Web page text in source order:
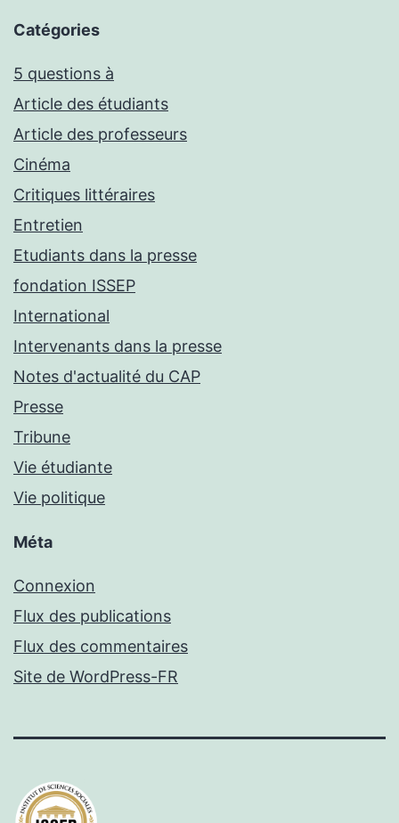
Catégories
5 questions à
Article des étudiants
Article des professeurs
Cinéma
Critiques littéraires
Entretien
Etudiants dans la presse
fondation ISSEP
International
Intervenants dans la presse
Notes d'actualité du CAP
Presse
Tribune
Vie étudiante
Vie politique
Méta
Connexion
Flux des publications
Flux des commentaires
Site de WordPress-FR